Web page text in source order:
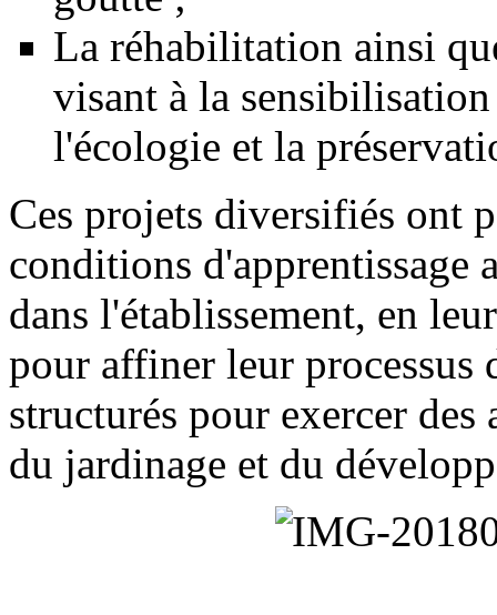
La réhabilitation ainsi
visant à la
l'écologie et la
Ces projets diversifiés ont
conditions d'apprentissage
dans l'établissement, en
pour affiner leur processus
structurés pour exercer
du jardinage et du